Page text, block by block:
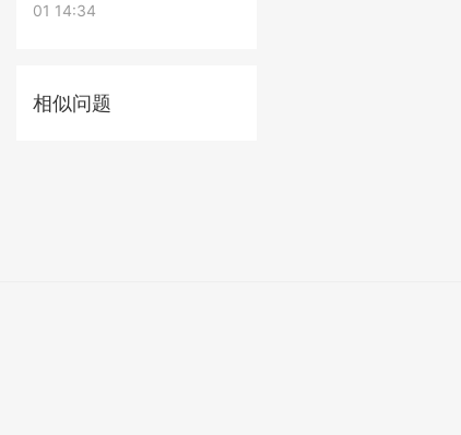
01 14:34
相似问题